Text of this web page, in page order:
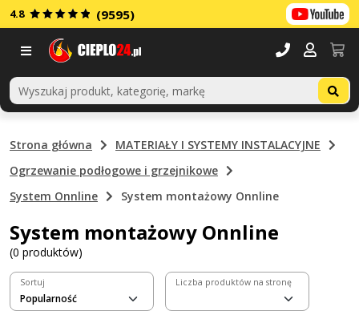
4.8 (9595)
Strona główna
MATERIAŁY I SYSTEMY INSTALACYJNE
Ogrzewanie podłogowe i grzejnikowe
System Onnline
System montażowy Onnline
System montażowy Onnline
(0 produktów)
Sortuj Liczba produktów na stronę